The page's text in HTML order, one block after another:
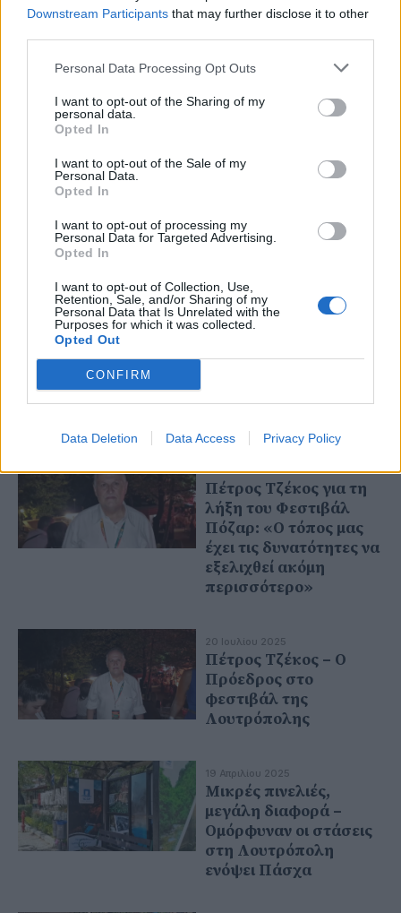
Downstream Participants that may further disclose it to other
Personal Data Processing Opt Outs
I want to opt-out of the Sharing of my
personal data.
Opted In
I want to opt-out of the Sale of my
Personal Data.
Opted In
I want to opt-out of processing my
Personal Data for Targeted Advertising.
Opted In
I want to opt-out of Collection, Use,
Retention, Sale, and/or Sharing of my
Personal Data that Is Unrelated with the
Purposes for which it was collected.
Opted Out
CONFIRM
Data Deletion Data Access Privacy Policy
26 Ιουλίου 2025
Ικανοποιημένος ο
Λουτρόπολης Πέτρος
Τζέκος για τη
λειτουργία του νέου
restaurant bar στη
Λουτρόπολη
22 Ιουλίου 2025
Πέτρος Τζέκος για τη
λήξη του Φεστιβάλ
Πόζαρ: «Ο τόπος μας
έχει τις δυνατότητες να
εξελιχθεί ακόμη
περισσότερο»
20 Ιουλίου 2025
Πέτρος Τζέκος – Ο
Πρόεδρος στο
φεστιβάλ της
Λουτρόπολης
19 Απριλίου 2025
Μικρές πινελιές,
μεγάλη διαφορά –
Ομόρφυναν οι στάσεις
στη Λουτρόπολη
ενόψει Πάσχα